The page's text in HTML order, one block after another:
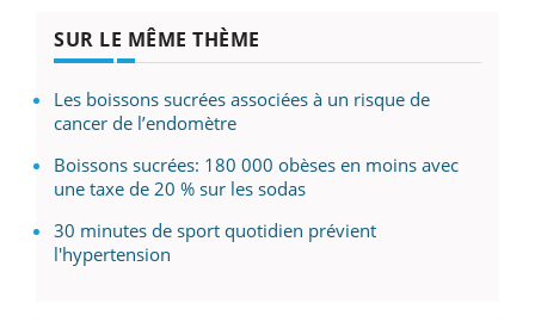
SUR LE MÊME THÈME
Les boissons sucrées associées à un risque de
cancer de l’endomètre
Boissons sucrées: 180 000 obèses en moins avec
une taxe de 20 % sur les sodas
30 minutes de sport quotidien prévient
l'hypertension